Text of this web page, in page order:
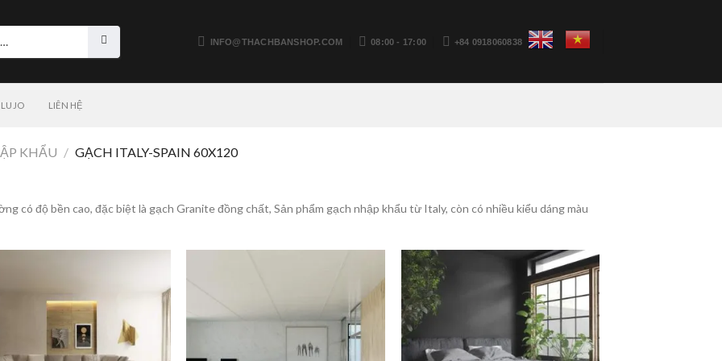
INFO@THACHBANSHOP.COM 08:00 - 17:00 +84 0918060838
LUJO LIÊN HỆ
KHẨU / GẠCH ITALY-SPAIN 60X120
có độ bền cao, đặc biệt là gạch Granite đồng chất, Sản phẩm gạch nhập khẩu từ Italy, còn có nhiều kiểu dáng màu